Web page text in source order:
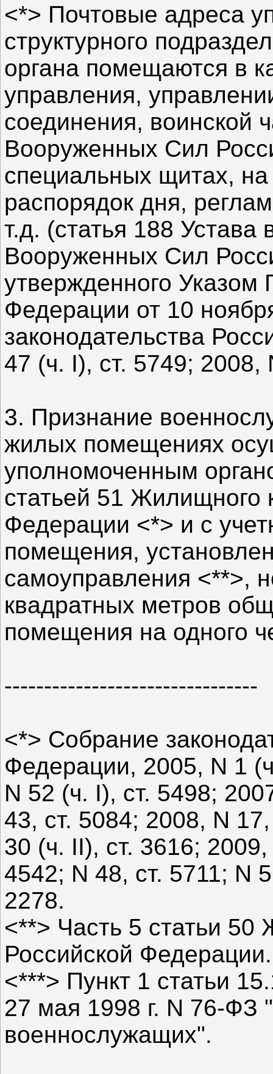
<*> Почтовые адреса
структурного
органа помещаются в
управления,
соединения, воинской
Вооруженных Сил
специальных щитах,
распорядок дня,
т.д. (статья 188
Вооруженных Сил
утвержденного Указом
Федерации от 10
законодательства
47 (ч. I), ст. 5749; 2008,
3. Признание
жилых помещениях
уполномоченным
статьей 51 Жилищного
Федерации <*> и с
помещения,
самоуправления <**>,
квадратных метров
помещения на одного
--------------------------------
<*> Собрание
Федерации, 2005, N 1
N 52 (ч. I), ст. 5498;
43, ст. 5084; 2008, N
30 (ч. II), ст. 3616;
4542; N 48, ст. 5711; N
2278.
<**> Часть 5 статьи 50
Российской Федерации.
<***> Пункт 1 статьи
27 мая 1998 г. N 76-ФЗ
военнослужащих".